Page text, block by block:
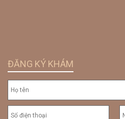
ĐĂNG KÝ KHÁM